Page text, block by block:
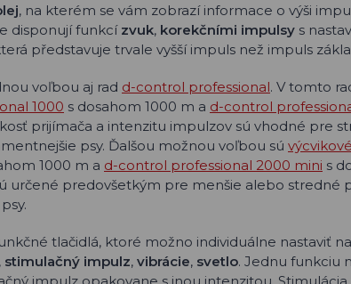
, na kterém se vám zobrazí informace o výši
disponují funkcí zvuk, korekčními impulsy s
představuje trvale vyšší impuls než impuls
voľbou aj rad d-control professional. V tomto
1000 s dosahom 1000 m a d-control
prijímača a intenzitu impulzov sú vhodné pre
psy. Ďalšou možnou voľbou sú
1000 m a d-control professional 2000 mini s
určené predovšetkým pre menšie alebo stredné
tlačidlá, ktoré možno individuálne nastaviť
, stimulačný impulz, vibrácie, svetlo. Jednu funkciu
impulz opakovane s inou intenzitou. Stimulácia